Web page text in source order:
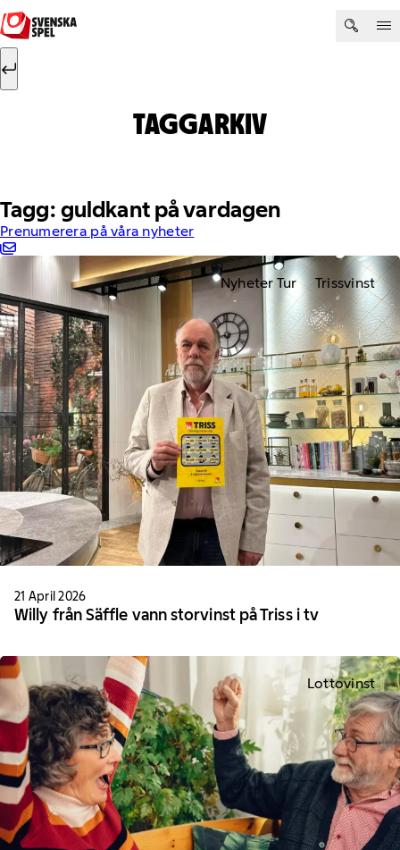
Hoppa till innehåll
Sök efter:
TAGGARKIV
Tagg: guldkant på vardagen
Prenumerera på våra nyheter
Nyheter Tur Trissvinst
21 April 2026
Willy från Säffle vann storvinst på Triss i tv
Lottovinst